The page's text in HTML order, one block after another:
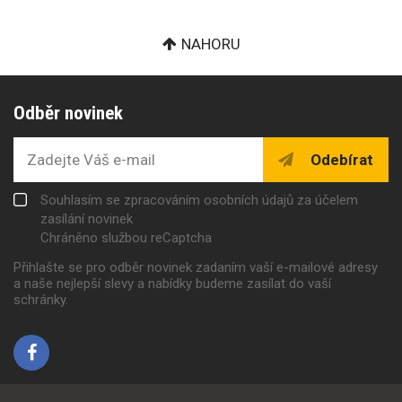
NAHORU
Odběr novinek
Odebírat
Souhlasím se zpracováním osobních údajů za účelem
zasílání novinek
Chráněno službou reCaptcha
Přihlašte se pro odběr novinek zadaním vaší e-mailové adresy
a naše nejlepší slevy a nabídky budeme zasílat do vaší
schránky.